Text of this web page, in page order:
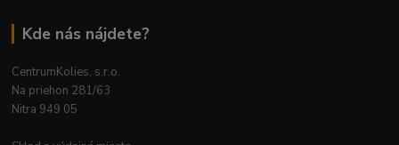
Kde nás nájdete?
CentrumKolies, s.r.o.
Na priehon 281/63
Nitra 949 05